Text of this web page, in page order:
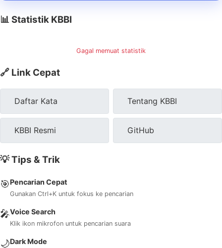
📊 Statistik KBBI
Gagal memuat statistik
🔗 Link Cepat
Daftar Kata Tentang KBBI
KBBI Resmi GitHub
💡 Tips & Trik
🎯Pencarian Cepat
Gunakan Ctrl+K untuk fokus ke pencarian
🎤Voice Search
Klik ikon mikrofon untuk pencarian suara
🌙Dark Mode